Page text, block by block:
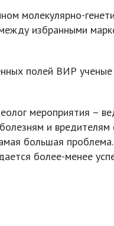
молекулярно-
избранными
полей ВИР
мероприятия –
и
большая
более-менее